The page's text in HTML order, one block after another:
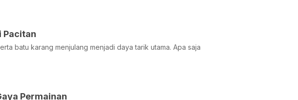
Pacitan
batu karang menjulang menjadi daya tarik utama. Apa saja
Permainan